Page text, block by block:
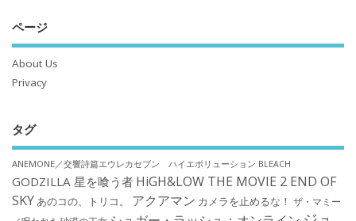
ページ
About Us
Privacy
タグ
ANEMONE／交響詩篇エウレカセブン ハイエボリューション BLEACH
GODZILLA 星を喰う者 HiGH&LOW THE MOVIE 2 END OF
SKYあのコの、トリコ。 アクアマン カメラを止めるな！ ザ・マミー